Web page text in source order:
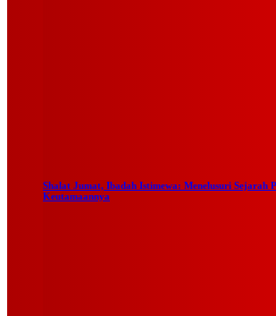
Shalat Jumat, Ibadah Istimewa: Menelusuri Sejarah
Keutamaannya